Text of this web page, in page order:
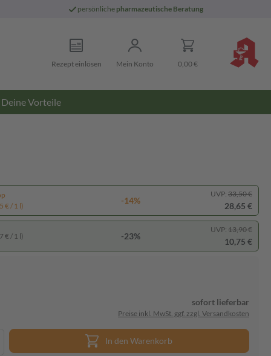
persönliche pharmazeutische Beratung
Rezept einlösen Mein Konto 0,00 €
Deine Vorteile
€ / 1 l)
-14%
UVP: 33,50 €
28,65 €
€ / 1 l) -23%
UVP: 13,90 €
10,75 €
sofort lieferbar
Preise inkl. MwSt. ggf. zzgl. Versandkosten
In den Warenkorb